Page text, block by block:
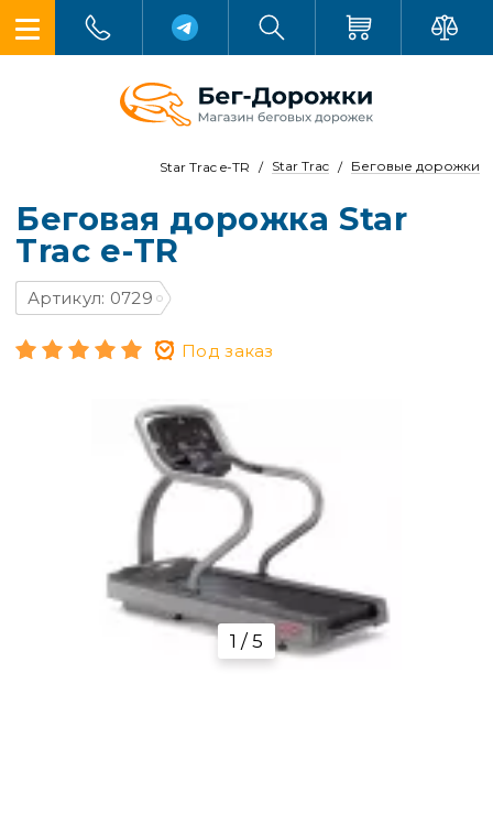
Беговые дорожки
Star Trac
Star Trac e-TR
Беговая дорожка Star
Trac e-TR
Артикул: 0729
Под заказ
1 / 5